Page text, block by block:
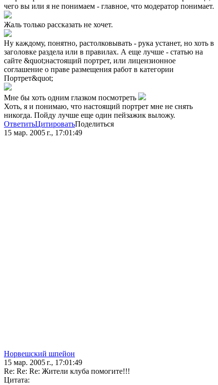
чего вы или я не понимаем - главное, что модератор понимает.
Жаль только рассказать не хочет.
Ну каждому, понятно, растолковывать - рука устанет, но хоть в
заголовке раздела или в правилах. А еще лучше - статью на
сайте &quot;настоящий портрет, или лицензионное
соглашение о праве размещения работ в категории
Портрет&quot;
Мне бы хоть одним глазком посмотреть
Хоть, я и понимаю, что настоящий портрет мне не снять
никогда. Пойду лучше еще один пейзажик выложу.
ОтветитьЦитироватьПоделиться
15 мар. 2005 г., 17:01:49
Норвешский шпейон
15 мар. 2005 г., 17:01:49
Re: Re: Re: Жители клуба помогите!!!
Цитата: